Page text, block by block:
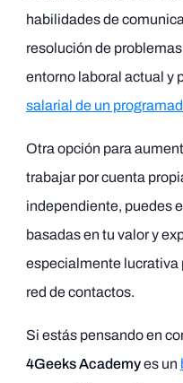
habilidades de
resolución de
entorno laboral actual y
salarial de un
Otra opción para
trabajar por cuenta
independiente, puedes
basadas en tu valor y
especialmente lucrativa
red de contactos.
Si estás pensando en
4Geeks Academyes un